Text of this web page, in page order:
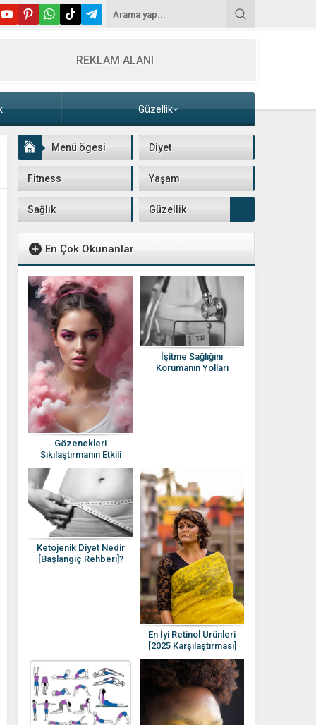
REKLAM ALANI
Güzellik
Menü ögesi Diyet
Fitness Yaşam
Sağlık Güzellik
En Çok Okunanlar
Gözenekleri
Sıkılaştırmanın Etkili
Yöntemleri Nelerdir?
İşitme Sağlığını
Korumanın Yolları
Ketojenik Diyet Nedir
[Başlangıç Rehberi]?
En İyi Retinol Ürünleri
[2025 Karşılaştırması]
Retinol Rehberi